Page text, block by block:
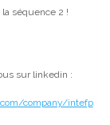
séquence 2 !
sur linkedin :
company/intefp